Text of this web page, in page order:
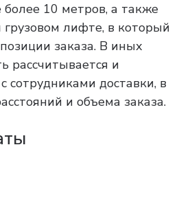
более 10 метров, а также
лифте, в который
заказа. В иных
рассчитывается и
сотрудниками доставки, в
и объема заказа.